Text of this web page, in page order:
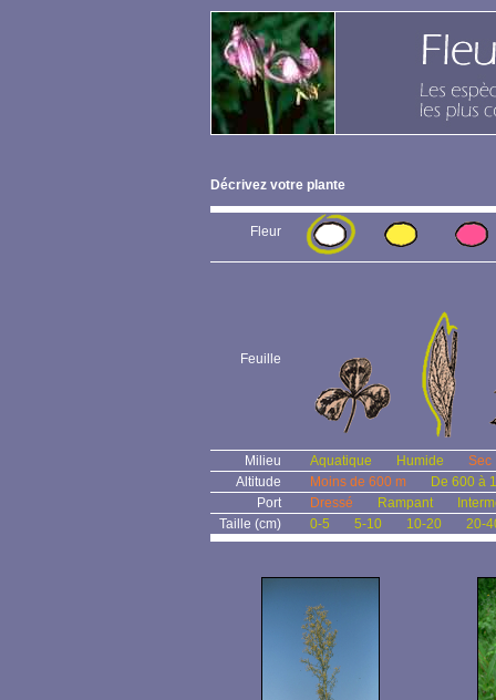
Décrivez votre plante
Fleur
Feuille
Milieu Aquatique Humide
Sec
Altitude
Moins de 600 m
De 600 à
Port
Dressé Rampant
Taille (cm)
0-5 5-10 10-20 20-